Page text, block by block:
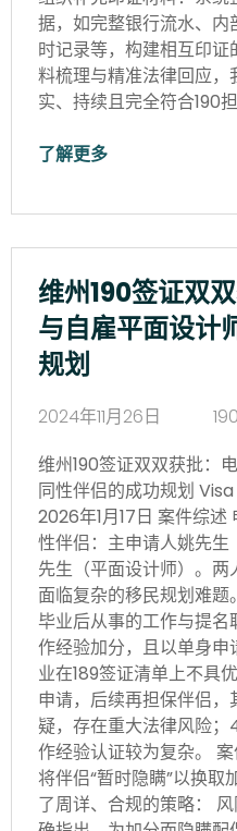
据，如完整银行流水、
时记录等，构建相互印
料梳理与精准法律回应
实、持续且完全符合190
了解更多
维州190签证双
与自雇平面设计
规划
2024年11月26日
190
维州190签证双双获批：
同性伴侣的成功规划
2026年1月17日 案件综
性伴侣：主申请人姚先
先生（平面设计师）。
面临复杂的移民规划难题
毕业后从事的工作与提
作经验加分，且以单身申
业在189签证清单上不具
申请，后续再担保伴侣
疑，存在重大法律风险
作经验认证较为复杂。
将伴侣“暂时隐瞒”以换取
了周详、合规的策略：